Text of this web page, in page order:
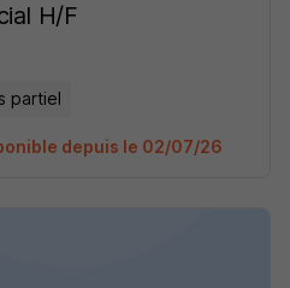
H/F
partiel
depuis le 02/07/26